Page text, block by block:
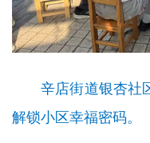
辛店街道银杏社
解锁小区幸福密码。